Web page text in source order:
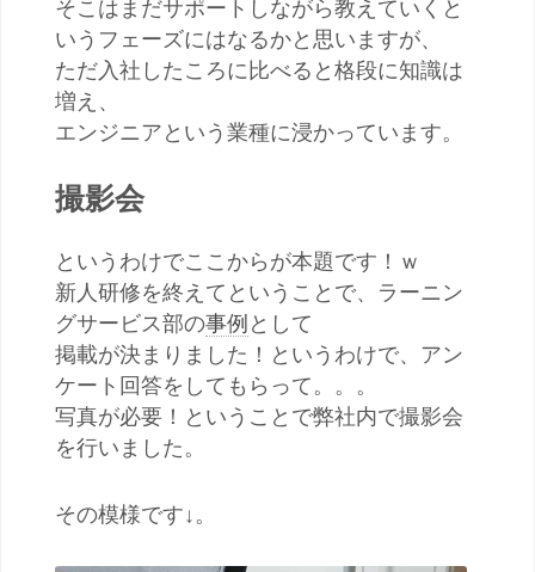
そこはまだサポートしながら教えていくと
いうフェーズにはなるかと思いますが、
ただ入社したころに比べると格段に知識は
増え、
エンジニアという業種に浸かっています。
撮影会
というわけでここからが本題です！ｗ
新人研修を終えてということで、ラーニン
グサービス部の事例 として
掲載が決まりました！というわけで、アン
ケート回答をしてもらって。。。
写真が必要！ということで弊社内で撮影会
を行いました。
その模様です↓。